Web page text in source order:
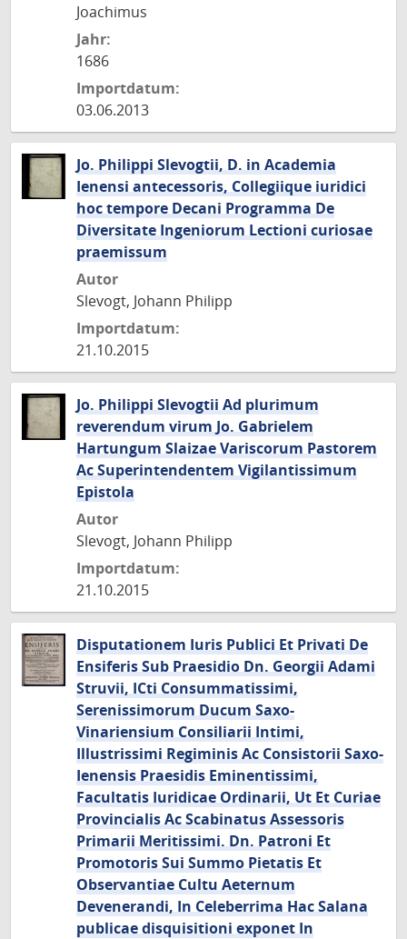
Joachimus
Jahr:
1686
Importdatum:
03.06.2013
Jo. Philippi Slevogtii, D. in Academia
Ienensi antecessoris, Collegiique iuridici
hoc tempore Decani Programma De
Diversitate Ingeniorum Lectioni curiosae
praemissum
Autor
Slevogt, Johann Philipp
Importdatum:
21.10.2015
Jo. Philippi Slevogtii Ad plurimum
reverendum virum Jo. Gabrielem
Hartungum Slaizae Variscorum Pastorem
Ac Superintendentem Vigilantissimum
Epistola
Autor
Slevogt, Johann Philipp
Importdatum:
21.10.2015
Disputationem Iuris Publici Et Privati De
Ensiferis Sub Praesidio Dn. Georgii Adami
Struvii, ICti Consummatissimi,
Serenissimorum Ducum Saxo-
Vinariensium Consiliarii Intimi,
Illustrissimi Regiminis Ac Consistorii Saxo-
Ienensis Praesidis Eminentissimi,
Facultatis Iuridicae Ordinarii, Ut Et Curiae
Provincialis Ac Scabinatus Assessoris
Primarii Meritissimi. Dn. Patroni Et
Promotoris Sui Summo Pietatis Et
Observantiae Cultu Aeternum
Devenerandi, In Celeberrima Hac Salana
publicae disquisitioni exponet In